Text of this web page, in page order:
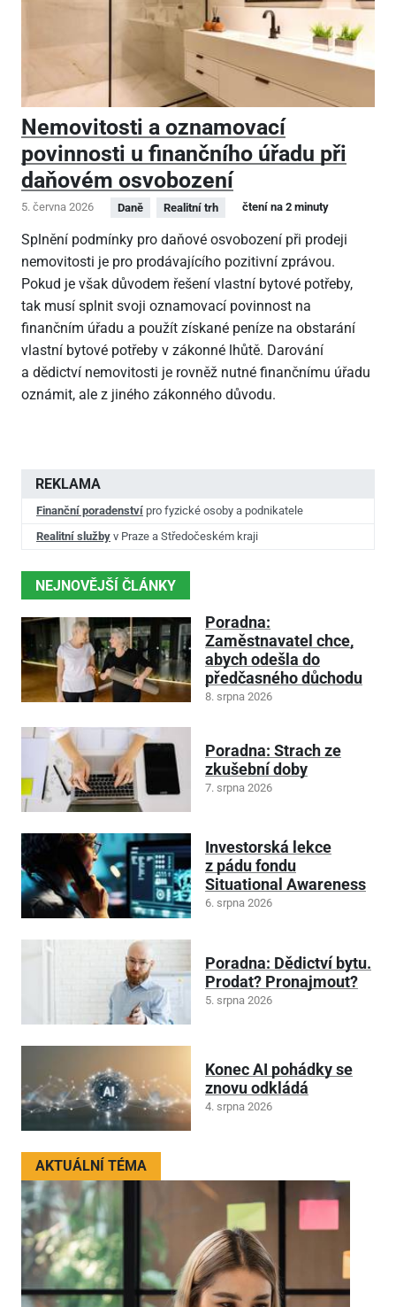
Nemovitosti a oznamovací
povinnosti u finančního úřadu při
daňovém osvobození
5. června 2026 Daně Realitní trh čtení na 2 minuty
Splnění podmínky pro daňové osvobození při prodeji
nemovitosti je pro prodávajícího pozitivní zprávou.
Pokud je však důvodem řešení vlastní bytové potřeby,
tak musí splnit svoji oznamovací povinnost na
finančním úřadu a použít získané peníze na obstarání
vlastní bytové potřeby v zákonné lhůtě. Darování
a dědictví nemovitosti je rovněž nutné finančnímu úřadu
oznámit, ale z jiného zákonného důvodu.
REKLAMA
Finanční poradenství pro fyzické osoby a podnikatele
Realitní služby v Praze a Středočeském kraji
NEJNOVĚJŠÍ ČLÁNKY
Poradna:
Zaměstnavatel chce,
abych odešla do
předčasného důchodu
8. srpna 2026
Poradna: Strach ze
zkušební doby
7. srpna 2026
Investorská lekce
z pádu fondu
Situational Awareness
6. srpna 2026
Poradna: Dědictví bytu.
Prodat? Pronajmout?
5. srpna 2026
Konec AI pohádky se
znovu odkládá
4. srpna 2026
AKTUÁLNÍ TÉMA